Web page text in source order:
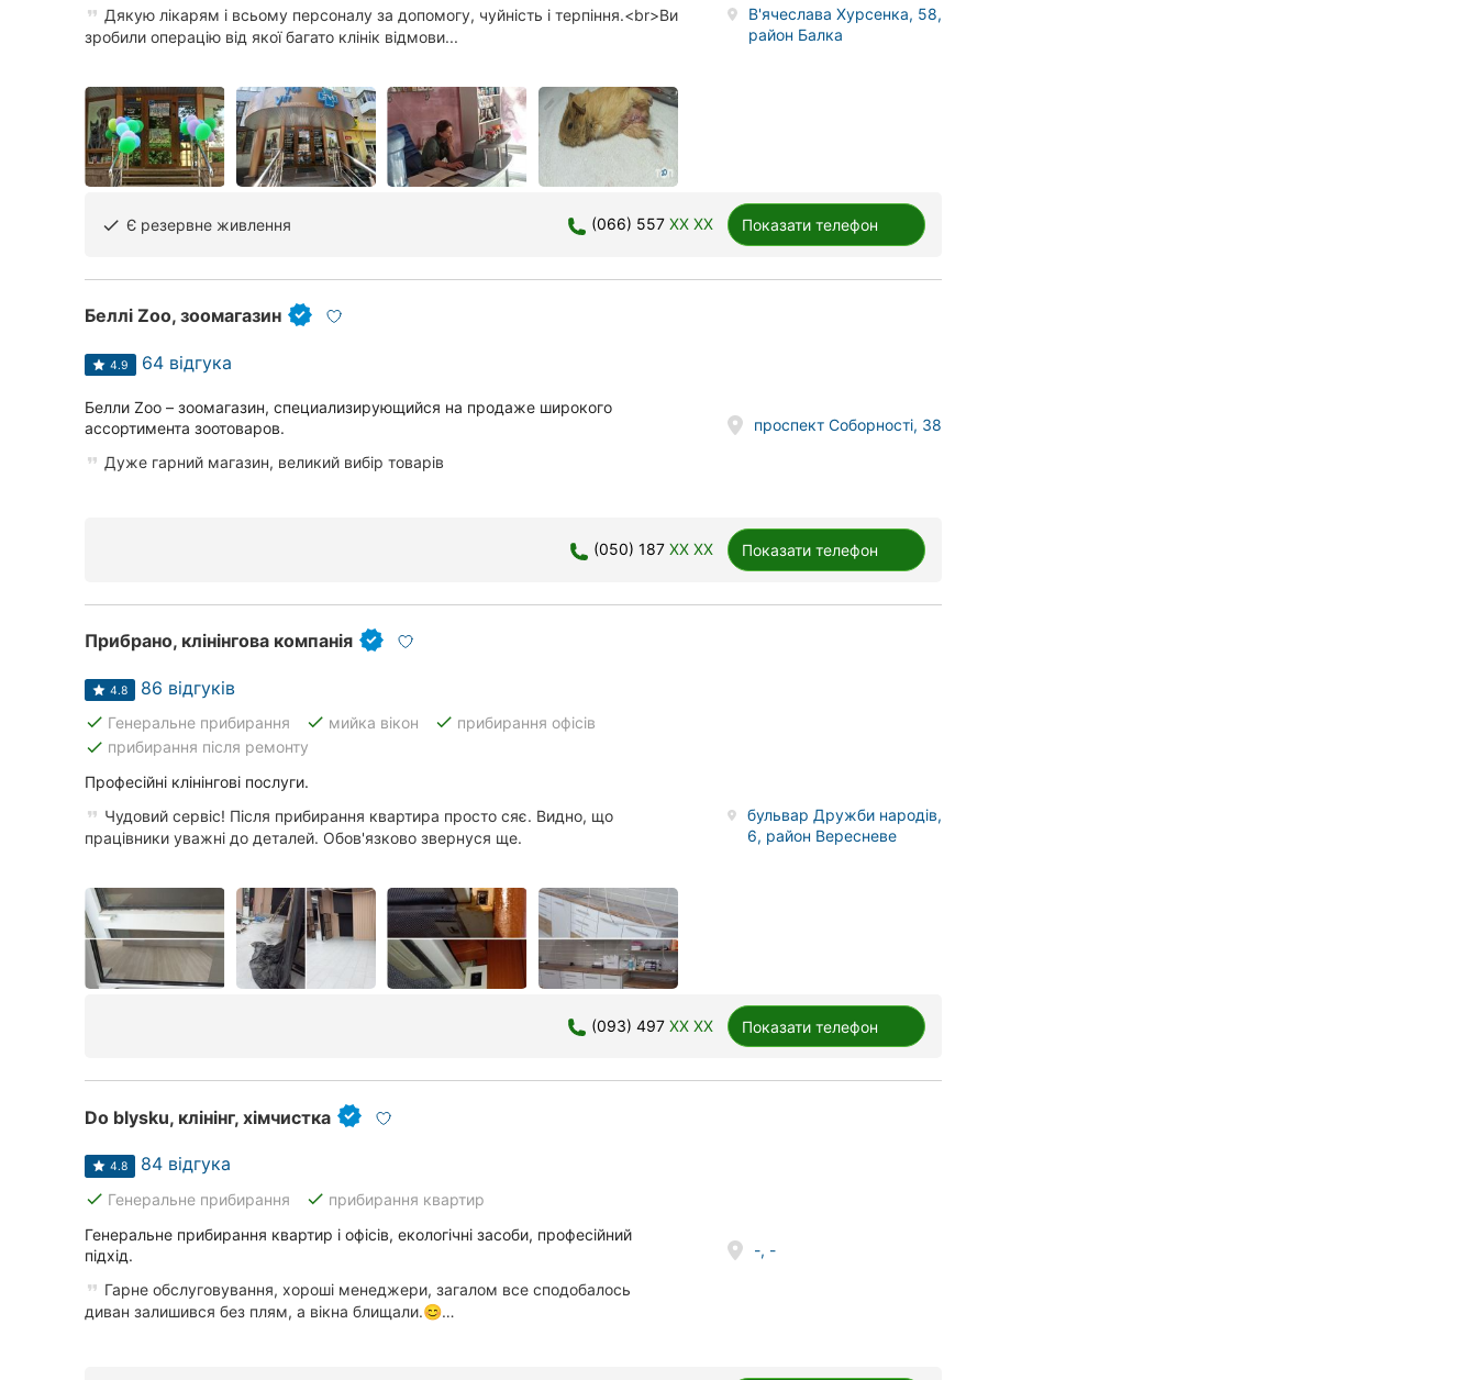
Полтава
Черкаси
Чернівці
Ужгород
Дякую лікарям і всьому персоналу за допомогу, чуйність і терпіння.<br>Ви
зробили операцію від якої багато клінік відмови...
В'ячеслава Хурсенка, 58,
район Балка
done Є резервне живлення (066) 557 XX XX Показати телефон
Беллі Zoo, зоомагазин
4.9 64 відгука
Белли Zoo – зоомагазин, специализирующийся на продаже широкого
ассортимента зоотоваров.
Дуже гарний магазин, великий вибір товарів
проспект Соборності, 38
(050) 187 XX XX Показати телефон
Прибрано, клінінгова компанія
4.8 86 відгуків
done Генеральне прибирання done мийка вікон done прибирання офісів
done прибирання після ремонту
Професійні клінінгові послуги.
Чудовий сервіс! Після прибирання квартира просто сяє. Видно, що
працівники уважні до деталей. Обов'язково звернуся ще.
бульвар Дружби народів,
6, район Вересневе
(093) 497 XX XX Показати телефон
Do blysku, клінінг, хімчистка
4.8 84 відгука
done Генеральне прибирання done прибирання квартир
Генеральне прибирання квартир і офісів, екологічні засоби, професійний
підхід.
Гарне обслуговування, хороші менеджери, загалом все сподобалось
диван залишився без плям, а вікна блищали.😊…
-, -